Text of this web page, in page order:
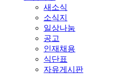
새소식
소식지
일상나눔
공고
인재채용
식단표
자유게시판